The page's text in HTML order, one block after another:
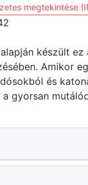
megtekintése
készült
Amikor
és
gyorsan